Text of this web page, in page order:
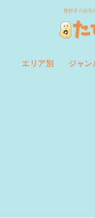
旅好きのお出
エリア別 ジャン